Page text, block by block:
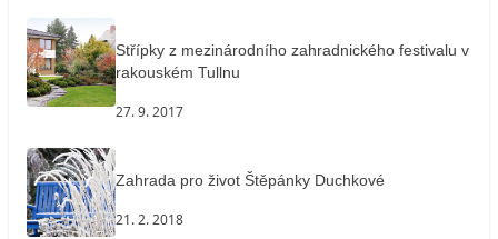
Střípky z mezinárodního zahradnického festivalu v
rakouském Tullnu
27. 9. 2017
Zahrada pro život Štěpánky Duchkové
21. 2. 2018